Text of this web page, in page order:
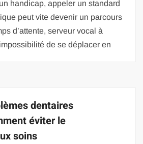
handicap, appeler un standard
peut vite devenir un parcours
d’attente, serveur vocal à
de se déplacer en
dentaires
éviter le
soins